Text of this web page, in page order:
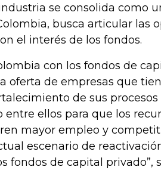
se consolida como
busca articular las
el interés de los fondos.
con los fondos de
oferta de empresas que
de sus
ellos para que los
mayor empleo y
escenario de
fondos de capital privado”,